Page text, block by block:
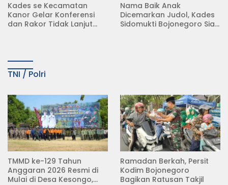
Kades se Kecamatan
Kanor Gelar Konferensi
dan Rakor Tidak Lanjut
Nama Baik Anak
Dicemarkan Judol, Kades
Sidomukti Bojonegoro Siap
TNI / Polri
TMMD ke-129 Tahun
Anggaran 2026 Resmi di
Mulai di Desa Kesongo,
Ramadan Berkah, Persit
Kodim Bojonegoro
Bagikan Ratusan Takjil